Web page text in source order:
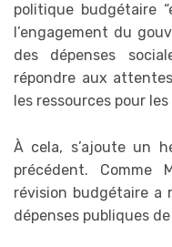
politique budgétaire
l’engagement du
des dépenses
répondre aux
les ressources pour
À cela, s’ajoute un
précédent. Comme
révision budgétaire a
dépenses publiques